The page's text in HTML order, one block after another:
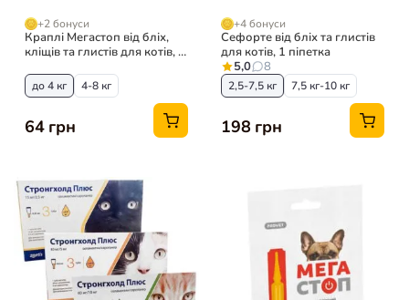
+2 бонуси
Краплі Мегастоп від бліх,
кліщів та глистів для котів, 1
до 4 кг 4-8 кг
64 грн
+4 бонуси
Сефорте від бліх та глистів
для котів, 1 піпетка
5,0
8
2,5-7,5 кг 7,5 кг-10 кг
198 грн